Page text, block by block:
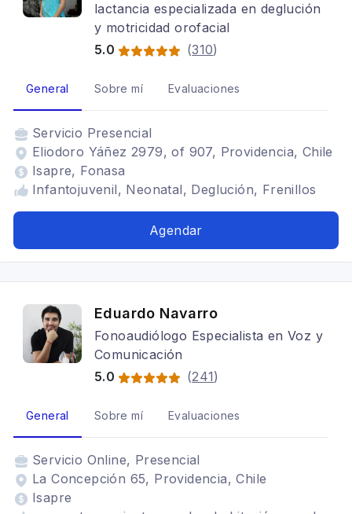
lactancia especializada en deglución
y motricidad orofacial
5.0
(310)
General Sobre mí Evaluaciones
Servicio Presencial
Eliodoro Yáñez 2979, of 907, Providencia, Chile
Isapre, Fonasa
Infantojuvenil, Neonatal, Deglución, Frenillos
Agendar
Eduardo Navarro
Fonoaudiólogo Especialista en Voz y
Comunicación
5.0
(241)
General Sobre mí Evaluaciones
Servicio Online, Presencial
La Concepción 65, Providencia, Chile
Isapre